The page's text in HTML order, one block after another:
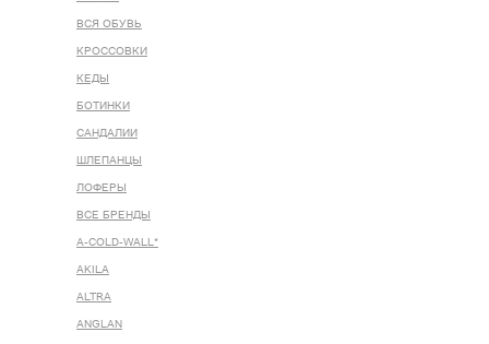
ВСЯ ОБУВЬ
КРОССОВКИ
КЕДЫ
БОТИНКИ
САНДАЛИИ
ШЛЕПАНЦЫ
ЛОФЕРЫ
ВСЕ БРЕНДЫ
A-COLD-WALL*
AKILA
ALTRA
ANGLAN